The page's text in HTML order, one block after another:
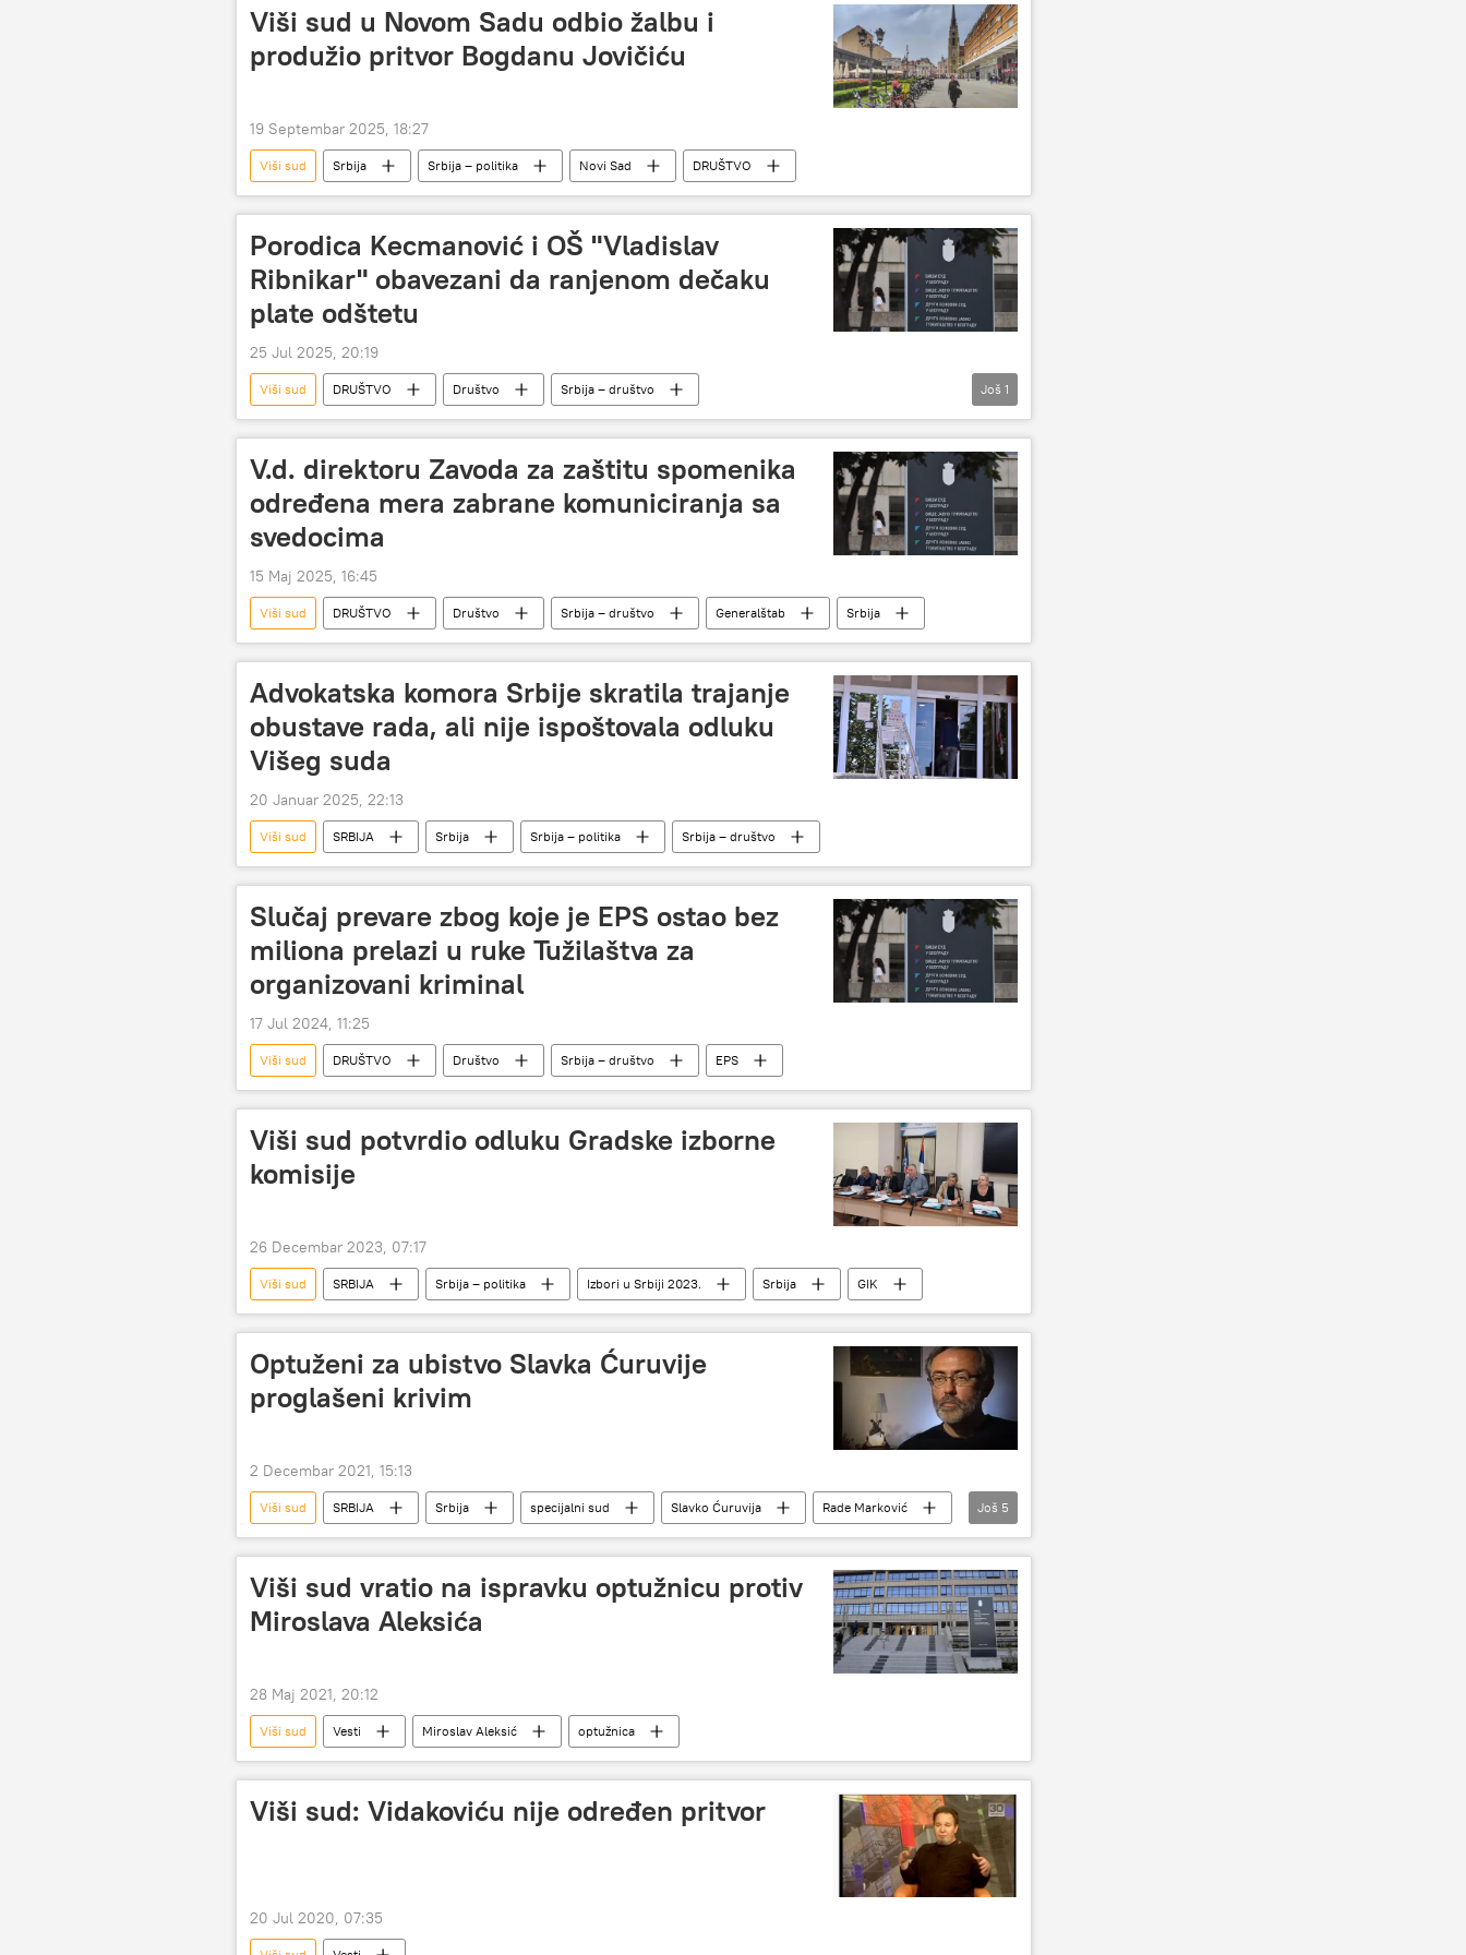
Viši sud u Novom Sadu odbio žalbu i
produžio pritvor Bogdanu Jovičiću
19 Septembar 2025, 18:27
Viši sud Srbija Srbija – politika Novi Sad DRUŠTVO
Porodica Kecmanović i OŠ "Vladislav
Ribnikar" obavezani da ranjenom dečaku
plate odštetu
25 Jul 2025, 20:19
Viši sud DRUŠTVO Društvo
Srbija – društvo
Masovna pucnjava u OŠ „Vladislav Ribnikar“ u Beogradu
Još 1
V.d. direktoru Zavoda za zaštitu spomenika
određena mera zabrane komuniciranja sa
svedocima
15 Maj 2025, 16:45
Viši sud DRUŠTVO Društvo Srbija – društvo Generalštab Srbija
Advokatska komora Srbije skratila trajanje
obustave rada, ali nije ispoštovala odluku
Višeg suda
20 Januar 2025, 22:13
Viši sud SRBIJA Srbija Srbija – politika Srbija – društvo
Slučaj prevare zbog koje je EPS ostao bez
miliona prelazi u ruke Tužilaštva za
organizovani kriminal
17 Jul 2024, 11:25
Viši sud DRUŠTVO Društvo Srbija – društvo EPS
Viši sud potvrdio odluku Gradske izborne
komisije
26 Decembar 2023, 07:17
Viši sud SRBIJA Srbija – politika Izbori u Srbiji 2023. Srbija GIK
Optuženi za ubistvo Slavka Ćuruvije
proglašeni krivim
2 Decembar 2021, 15:13
Viši sud SRBIJA Srbija specijalni sud Slavko Ćuruvija
Rade Marković
Milan Radonjić
Miroslav Kurak Srbija – politika Srbija – društvo Društvo
Još 5
Viši sud vratio na ispravku optužnicu protiv
Miroslava Aleksića
28 Maj 2021, 20:12
Viši sud Vesti Miroslav Aleksić optužnica
Viši sud: Vidakoviću nije određen pritvor
20 Jul 2020, 07:35